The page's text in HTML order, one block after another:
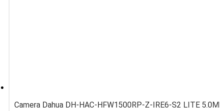
Camera Dahua DH-HAC-HFW1500RP-Z-IRE6-S2 LITE